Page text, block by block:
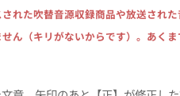
れた吹替音源収録商品や放送され
ん（キリがないからです）。あく